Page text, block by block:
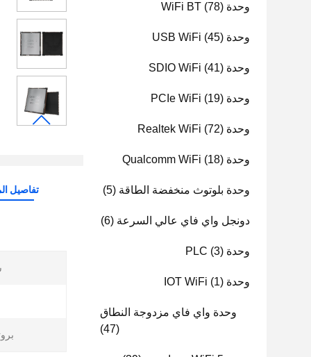
وحدة WiFi BT (78)
وحدة USB WiFi (45)
وحدة SDIO WiFi (41)
وحدة PCIe WiFi (19)
وحدة Realtek WiFi (72)
وحدة Qualcomm WiFi (18)
وحدة بلوتوث منخفضة الطاقة (5)
دونجل واي فاي عالي السرعة (6)
وحدة PLC (3)
وحدة IOT WiFi (1)
وحدة واي فاي مزدوجة النطاق
(47)
تفاصيل